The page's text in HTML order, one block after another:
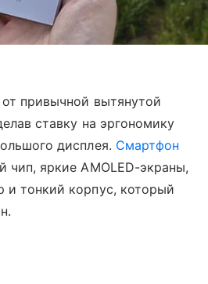
от привычной вытянутой
ставку на эргономику
дисплея. Смартфон
чип, яркие AMOLED-экраны,
и тонкий корпус, который